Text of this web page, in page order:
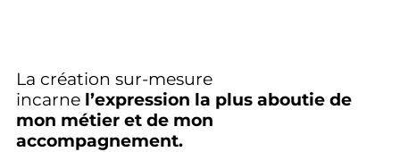
La création sur-mesure
incarne l’expression la plus aboutie de
mon métier et de mon
accompagnement.